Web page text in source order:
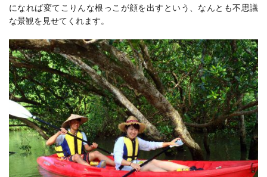
になれば変てこりんな根っこが顔を出すという、なんとも不思議
な景観を見せてくれます。